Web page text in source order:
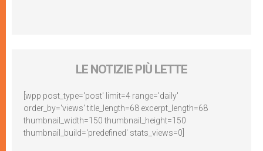
LE NOTIZIE PIÙ LETTE
[wpp post_type='post' limit=4 range='daily'
order_by='views' title_length=68 excerpt_length=68
thumbnail_width=150 thumbnail_height=150
thumbnail_build='predefined' stats_views=0]